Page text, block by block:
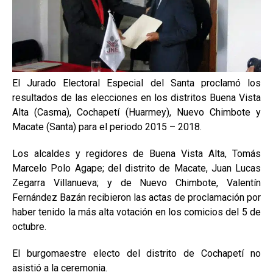
El Jurado Electoral Especial del Santa proclamó los
resultados de las elecciones en los distritos Buena Vista
Alta (Casma), Cochapetí (Huarmey), Nuevo Chimbote y
Macate (Santa) para el periodo 2015 – 2018.
Los alcaldes y regidores de Buena Vista Alta, Tomás
Marcelo Polo Agape; del distrito de Macate, Juan Lucas
Zegarra Villanueva; y de Nuevo Chimbote, Valentín
Fernández Bazán recibieron las actas de proclamación por
haber tenido la más alta votación en los comicios del 5 de
octubre.
El burgomaestre electo del distrito de Cochapetí no
asistió a la ceremonia.